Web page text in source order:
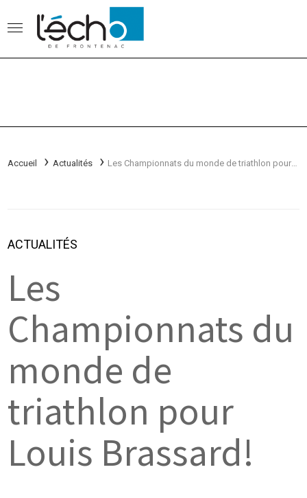
Accueil Actualités Les Championnats du monde de triathlon pour Louis Brassard!
ACTUALITÉS
Les
Championnats du
monde de
triathlon pour
Louis Brassard!